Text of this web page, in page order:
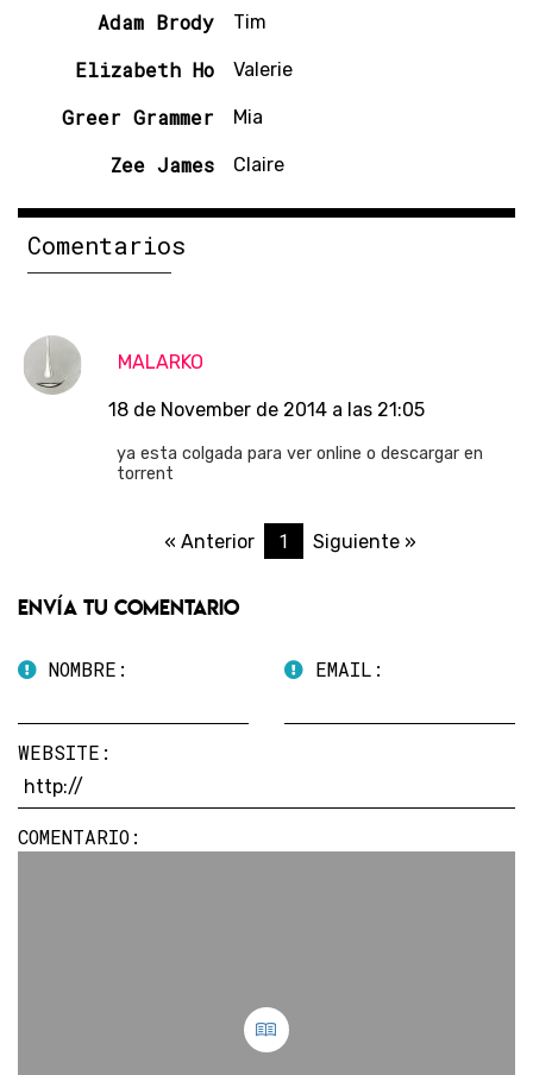
Adam Brody Tim
Elizabeth Ho Valerie
Greer Grammer Mia
Zee James Claire
Comentarios
MALARKO
18 de November de 2014 a las 21:05
ya esta colgada para ver online o descargar en
torrent
« Anterior 1 Siguiente »
Envía tu comentario
NOMBRE: EMAIL:
WEBSITE:
COMENTARIO: